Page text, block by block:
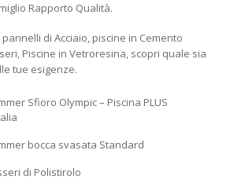
Rapporto Qualità.
di Acciaio, piscine in Cemento
Piscine in Vetroresina, scopri quale sia
tue esigenze.
Sfioro Olympic – Piscina PLUS
bocca svasata Standard
di Polistirolo